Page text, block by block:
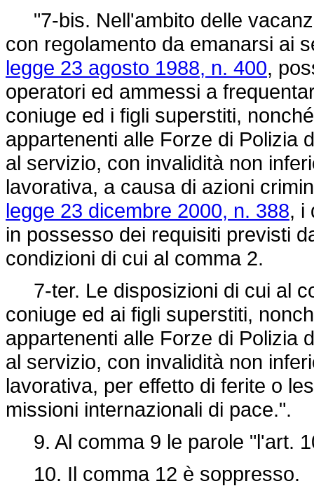
"7-bis. Nell'ambito delle
con regolamento da emanarsi ai
legge 23 agosto 1988, n. 400,
operatori ed ammessi a
coniuge ed i figli superstiti,
appartenenti alle Forze di Polizia
al servizio, con invalidità non
lavorativa, a causa di azioni
legge 23 dicembre 2000, n. 388, i
in possesso dei requisiti previsti
condizioni di cui al comma 2.
7-ter. Le disposizioni di cui al
coniuge ed ai figli superstiti,
appartenenti alle Forze di Polizia
al servizio, con invalidità non
lavorativa, per effetto di ferite o
missioni internazionali di pace.".
9. Al comma 9 le parole "l'art.
10. Il comma 12 è soppresso.